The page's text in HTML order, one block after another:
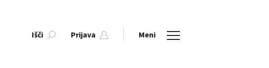
Išči Prijava Meni